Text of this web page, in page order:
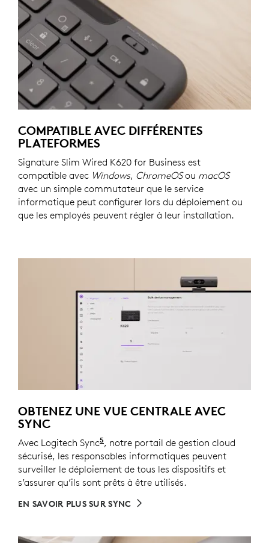
COMPATIBLE AVEC DIFFÉRENTES
PLATEFORMES
Signature Slim Wired K620 for Business est
compatible avec Windows, ChromeOSou macOS
avec un simple commutateur que le service
informatique peut configurer lors du déploiement ou
que les employés peuvent régler à leur installation.
OBTENEZ UNE VUE CENTRALE AVEC
SYNC
Avec Logitech Sync5Logi Tune doit être téléchargé
, notre portail de gestion cloud
sécurisé, les responsables informatiques peuvent
surveiller le déploiement de tous les dispositifs et
s’assurer qu’ils sont prêts à être utilisés.
EN SAVOIR PLUS SUR SYNC